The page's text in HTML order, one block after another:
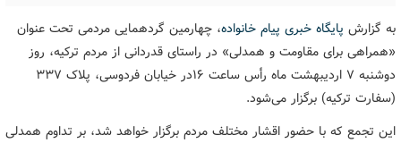
به گزارش پایگاه خبری پیام خانواده، چهارمین گردهمایی مردمی تحت عنوان
«همراهی برای مقاومت و همدلی» در راستای قدردانی از مردم ترکیه، روز
دوشنبه 7 اردیبهشت ماه رأس ساعت 16در خیابان فردوسی، پلاک ۳۳۷
(سفارت ترکیه) برگزار می‌شود.
این تجمع که با حضور اقشار مختلف مردم برگزار خواهد شد، بر تداوم همدلی